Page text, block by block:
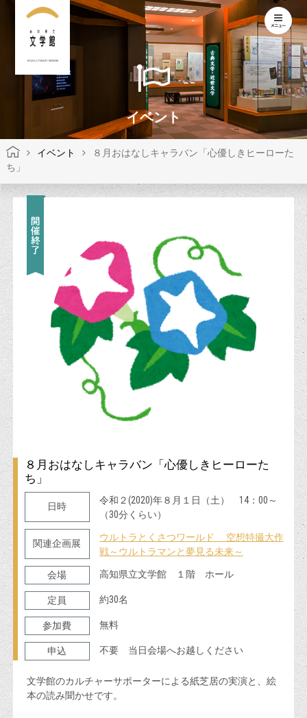
KOCHI LITERARY MUSEUM
イベント
イベント
８月おはなしキャラバン「心優しきヒーローた
ち」
８月おはなしキャラバン「心優しきヒーローた
ち」
日時
令和２(2020)年８月１日（土） 14：00～
（30分くらい）
関連企画展
ウルトラとくさつワールド 空想特撮大作
戦～ウルトラマンと夢見る未来～
会場 高知県立文学館 １階 ホール
定員 約30名
参加費 無料
申込 不要 当日会場へお越しください
文学館のカルチャーサポーターによる紙芝居の実演と、絵
本の読み聞かせです。